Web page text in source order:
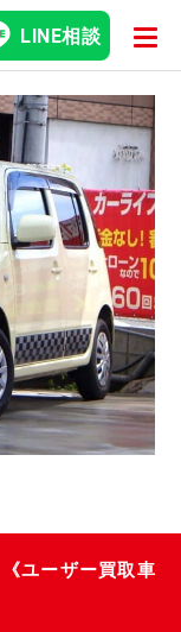
LINE相談
ユーザー買取車